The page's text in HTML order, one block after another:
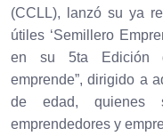
(CCLL), lanzó su ya
útiles ‘Semillero
en su 5ta Edición
emprende”, dirigido a
de edad, quienes
emprendedores y